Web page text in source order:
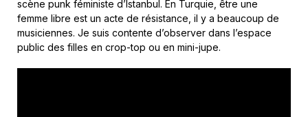
scène punk féministe d’Istanbul. En Turquie, être une
femme libre est un acte de résistance, il y a beaucoup de
musiciennes. Je suis contente d’observer dans l’espace
public des filles en crop-top ou en mini-jupe.